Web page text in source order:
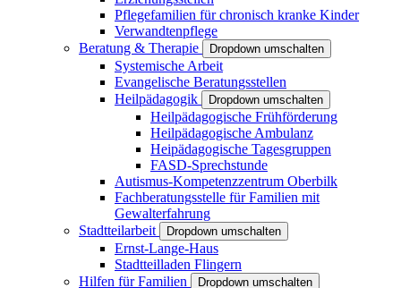
Pflegefamilien für chronisch kranke Kinder
Verwandtenpflege
Beratung & Therapie
Dropdown umschalten
Systemische Arbeit
Evangelische Beratungsstellen
Heilpädagogik
Dropdown umschalten
Heilpädagogische Frühförderung
Heilpädagogische Ambulanz
Heipädagogische Tagesgruppen
FASD-Sprechstunde
Autismus-Kompetenzzentrum Oberbilk
Fachberatungsstelle für Familien mit
Gewalterfahrung
Stadtteilarbeit
Dropdown umschalten
Ernst-Lange-Haus
Stadtteilladen Flingern
Hilfen für Familien
Dropdown umschalten